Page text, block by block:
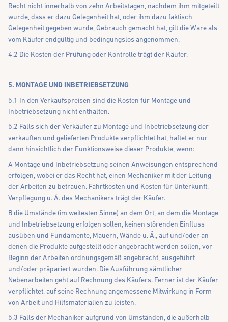
Recht nicht innerhalb von zehn Arbeitstagen, nachdem ihm mitgeteilt
wurde, dass er dazu Gelegenheit hat, oder ihm dazu faktisch
Gelegenheit gegeben wurde, Gebrauch gemacht hat, gilt die Ware als
vom Käufer endgültig und bedingungslos angenommen.
4.2 Die Kosten der Prüfung oder Kontrolle trägt der Käufer.
5. MONTAGE UND INBETRIEBSETZUNG
5.1 In den Verkaufspreisen sind die Kosten für Montage und
Inbetriebsetzung nicht enthalten.
5.2 Falls sich der Verkäufer zu Montage und Inbetriebsetzung der
verkauften und gelieferten Produkte verpflichtet hat, haftet er nur
dann hinsichtlich der Funktionsweise dieser Produkte, wenn:
A Montage und Inbetriebsetzung seinen Anweisungen entsprechend
erfolgen, wobei er das Recht hat, einen Mechaniker mit der Leitung
der Arbeiten zu betrauen. Fahrtkosten und Kosten für Unterkunft,
Verpflegung u. Ä. des Mechanikers trägt der Käufer.
B die Umstände (im weitesten Sinne) an dem Ort, an dem die Montage
und Inbetriebsetzung erfolgen sollen, keinen störenden Einfluss
ausüben und Fundamente, Mauern, Wände u. Ä., auf und/oder an
denen die Produkte aufgestellt oder angebracht werden sollen, vor
Beginn der Arbeiten ordnungsgemäß angebracht, ausgeführt
und/oder präpariert wurden. Die Ausführung sämtlicher
Nebenarbeiten geht auf Rechnung des Käufers. Ferner ist der Käufer
verpflichtet, auf seine Rechnung angemessene Mitwirkung in Form
von Arbeit und Hilfsmaterialien zu leisten.
5.3 Falls der Mechaniker aufgrund von Umständen, die außerhalb